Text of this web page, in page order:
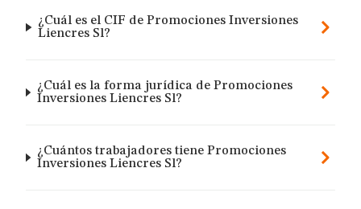
¿Cuál es el CIF de Promociones Inversiones
Liencres Sl?
¿Cuál es la forma jurídica de Promociones
Inversiones Liencres Sl?
¿Cuántos trabajadores tiene Promociones
Inversiones Liencres Sl?